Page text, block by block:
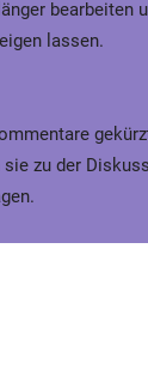
bearbeiten
lassen.
zu der